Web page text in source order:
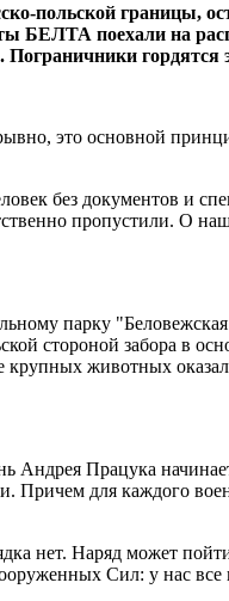
польской границы,
БЕЛТА поехали на
Пограничники
это основной
без документов и
пропустили. О
парку
стороной забора в
животных
Андрея Працука
Причем для каждого
нет. Наряд может
Сил: у нас